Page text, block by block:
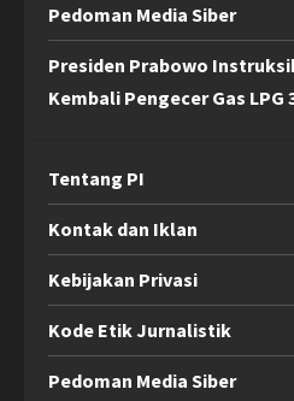
Pedoman Media Siber
Presiden Prabowo
Kembali Pengecer Gas LPG
Tentang PI
Kontak dan Iklan
Kebijakan Privasi
Kode Etik Jurnalistik
Pedoman Media Siber